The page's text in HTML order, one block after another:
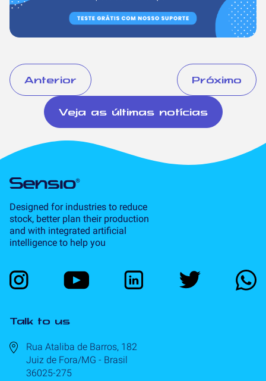
Anterior Próximo
Veja as últimas notícias
Designed for industries to reduce
stock, better plan their production
and with integrated artificial
intelligence to help you
Talk to us
Rua Ataliba de Barros, 182
Juiz de Fora/MG - Brasil
36025-275